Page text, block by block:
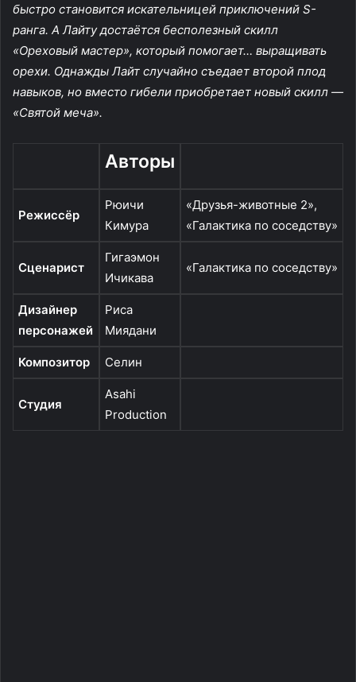
быстро становится искательницей приключений S-
ранга. А Лайту достаётся бесполезный скилл
«Ореховый мастер», который помогает… выращивать
орехи. Однажды Лайт случайно съедает второй плод
навыков, но вместо гибели приобретает новый скилл —
«Святой меча».
Авторы
Режиссёр
Рюичи
Кимура
«Друзья-животные 2»,
«Галактика по соседству»
Сценарист
Гигаэмон
Ичикава
«Галактика по соседству»
Дизайнер
персонажей
Риса
Миядани
Композитор Селин
Студия
Asahi
Production